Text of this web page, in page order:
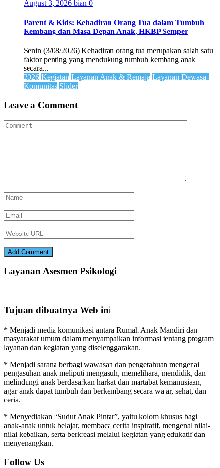
August 3, 2026 bian 0
Parent & Kids: Kehadiran Orang Tua dalam Tumbuh
Kembang dan Masa Depan Anak, HKBP Semper
Senin (3/08/2026) Kehadiran orang tua merupakan salah satu
faktor penting yang mendukung tumbuh kembang anak
secara...
2026 Kegiatan Layanan Anak & Remaja Layanan Dewasa-
Komunitas Slider
Leave a Comment
Layanan Asesmen Psikologi
Tujuan dibuatnya Web ini
* Menjadi media komunikasi antara Rumah Anak Mandiri dan
masyarakat umum dalam menyampaikan informasi tentang program
layanan dan kegiatan yang diselenggarakan.
* Menjadi sarana berbagi wawasan dan pengetahuan mengenai
pengasuhan anak meliputi mengasuh, memelihara, mendidik, dan
melindungi anak berdasarkan harkat dan martabat kemanusiaan,
agar anak dapat tumbuh dan berkembang secara wajar, sehat, dan
ceria.
* Menyediakan “Sudut Anak Pintar”, yaitu kolom khusus bagi
anak-anak untuk belajar, membaca cerita inspiratif, mengenal nilai-
nilai kebaikan, serta berkreasi melalui kegiatan yang edukatif dan
menyenangkan.
Follow Us